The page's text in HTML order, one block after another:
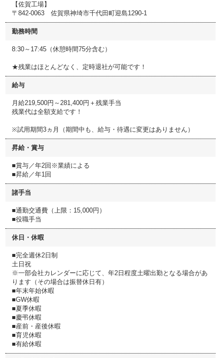
【佐賀工場】
〒842-0063 佐賀県神埼市千代田町迎島1290-1
勤務時間
8:30～17:45（休憩時間75分含む）
★残業はほとんどなく、定時退社が可能です！
給与
月給219,500円～281,400円＋残業手当
残業代は全額支給です！
※試用期間3ヵ月（期間中も、給与・待遇に変更はありません）
昇給・賞与
■賞与／年2回※業績による
■昇給／年1回
諸手当
■通勤交通費（上限：15,000円）
■役職手当
休日・休暇
■完全週休2日制
土日祝
※一部会社カレンダーに応じて、年2日程度土曜出勤となる場合があ
ります（その場合は振替休日有）
■年末年始休暇
■GW休暇
■夏季休暇
■慶弔休暇
■産前・産後休暇
■育児休暇
■有給休暇